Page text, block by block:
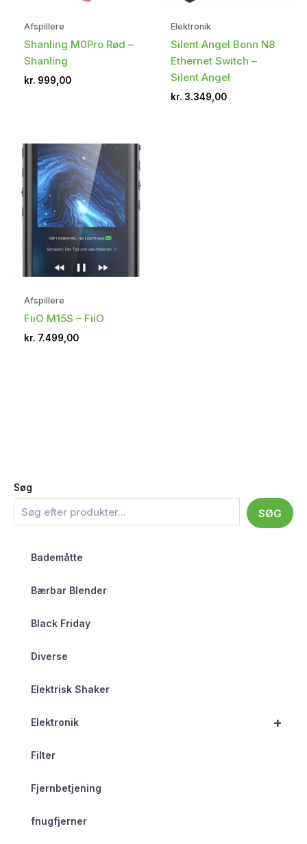
Søg
SØG
Bademåtte
Bærbar Blender
Black Friday
Diverse
Elektrisk Shaker
+
Elektronik
Filter
Fjernbetjening
fnugfjerner
Afspillere
Shanling M0Pro Rød –
Shanling
kr. 999,00
Elektronik
Silent Angel Bonn N8
Ethernet Switch –
Silent Angel
kr. 3.349,00
Afspillere
FiiO M15S – FiiO
kr. 7.499,00